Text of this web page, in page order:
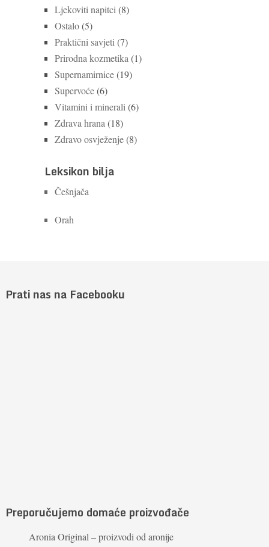
Ljekoviti napitci (8)
Ostalo(5)
Praktični savjeti (7)
Prirodna kozmetika (1)
Supernamirnice(19)
Supervoće(6)
Vitamini i minerali (6)
Zdrava hrana (18)
Zdravo osvježenje(8)
Leksikon bilja
Češnjača
Orah
Prati nas na Facebooku
Preporučujemo domaće proizvođače
Aronia Original – proizvodi od aronije